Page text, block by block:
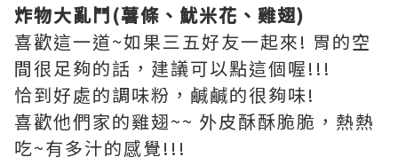
炸物大亂鬥(薯條、魷米花、雞翅)
喜歡這一道~如果三五好友一起來! 胃的空
間很足夠的話，建議可以點這個喔!!!
恰到好處的調味粉，鹹鹹的很夠味!
喜歡他們家的雞翅~~ 外皮酥酥脆脆，熱熱
吃~有多汁的感覺!!!